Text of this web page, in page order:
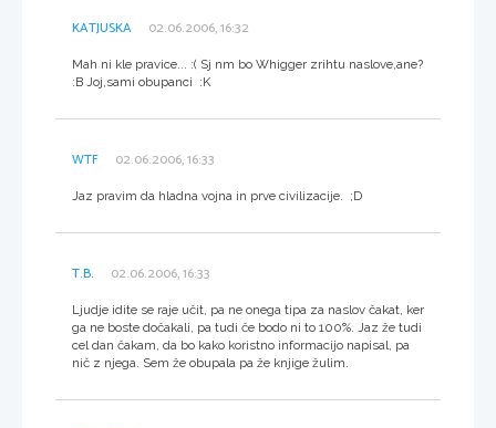
KATJUSKA 02.06.2006, 16:32
Mah ni kle pravice... :( Sj nm bo Whigger zrihtu naslove,ane?
:B Joj,sami obupanci :K
WTF 02.06.2006, 16:33
Jaz pravim da hladna vojna in prve civilizacije. ;D
T.B. 02.06.2006, 16:33
Ljudje idite se raje učit, pa ne onega tipa za naslov čakat, ker
ga ne boste dočakali, pa tudi če bodo ni to 100%. Jaz že tudi
cel dan čakam, da bo kako koristno informacijo napisal, pa
nič z njega. Sem že obupala pa že knjige žulim.